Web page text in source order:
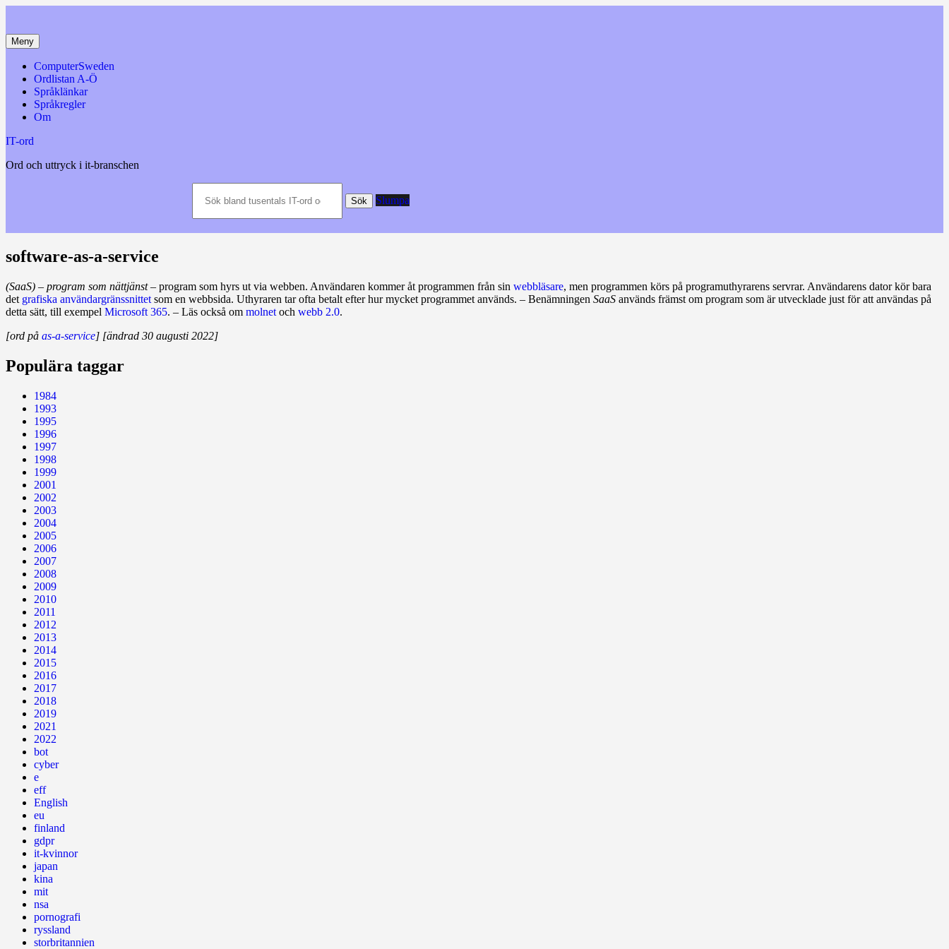
innehåll
Meny
ComputerSweden
Ordlistan A-Ö
Språklänkar
Språkregler
Om
IT-ord
Ord och uttryck i it-branschen
bland
Sök Slumpa
software-as-a-service
(SaaS) – program som nättjänst– program som hyrs ut via webben. Användaren kommer åt programmen från sin webbläsare, men programmen körs på programuthyrarens servrar. Användarens dator kör bara
det grafiska användargränssnittet som en webbsida. Uthyraren tar ofta betalt efter hur mycket programmet används. – Benämningen SaaS används främst om program som är utveck­lade just för att användas på
detta sätt, till exempel Microsoft 365. – Läs också om molnet och webb 2.0.
[ord på as-a-service] [ändrad 30 augusti 2022]
Populära taggar
1984
1993
1995
1996
1997
1998
1999
2001
2002
2003
2004
2005
2006
2007
2008
2009
2010
2011
2012
2013
2014
2015
2016
2017
2018
2019
2021
2022
bot
cyber
e
eff
English
eu
finland
gdpr
it-kvinnor
japan
kina
mit
nsa
pornografi
ryssland
storbritannien